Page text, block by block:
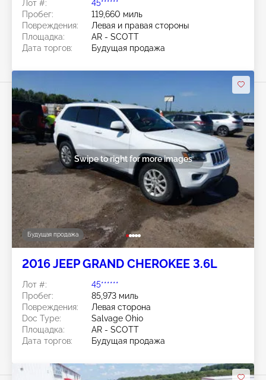
Лот #:
45******
Пробег:
119,660 миль
Повреждения:
Левая и правая стороны
Площадка:
AR - SCOTT
Дата торгов:
Будущая продажа
Будущая продажа
Swipe to right for more images
2016 JEEP GRAND CHEROKEE 3.6L
Лот #:
45******
Пробег:
85,973 миль
Повреждения:
Левая сторона
Doc Type:
Salvage Ohio
Площадка:
AR - SCOTT
Дата торгов:
Будущая продажа